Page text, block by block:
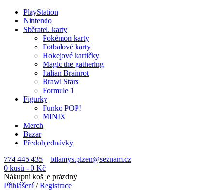
PlayStation
Nintendo
Sběratel. karty
Pokémon karty
Fotbalové karty
Hokejové kartičky
Magic the gathering
Italian Brainrot
Brawl Stars
Formule 1
Figurky
Funko POP!
MINIX
Merch
Bazar
Předobjednávky
774 445 435
bilamys.plzen@seznam.cz
0 kusů - 0 Kč
Nákupní koš je prázdný
Přihlášení/Registrace